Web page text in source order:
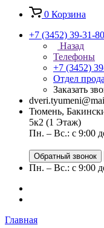
0 Корзина
+7 (3452) 39-31-80
Назад
Телефоны
+7 (3452)
Отдел
Заказать
Тюмень,
5к2 (1 Этаж)
Пн. – Вс.: с 9:00
Обратный звонок
Пн. – Вс.: с 9:00
Главная